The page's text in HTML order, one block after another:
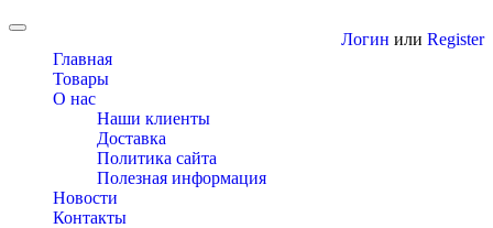
Toggle
navigationГлавная
Товары
О нас
Наши клиенты
Доставка
Политика сайта
Полезная информация
Новости
Контакты
Логин или Register